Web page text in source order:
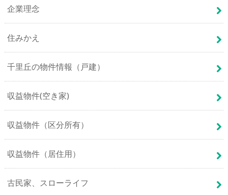
企業理念
住みかえ
千里丘の物件情報（戸建）
収益物件(空き家)
収益物件（区分所有）
収益物件（居住用）
古民家、スローライフ